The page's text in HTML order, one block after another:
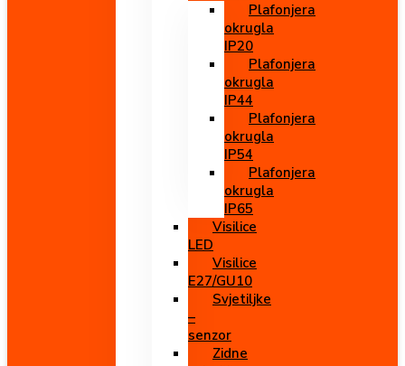
Plafonjera
okrugla
IP20
Plafonjera
okrugla
IP44
Plafonjera
okrugla
IP54
Plafonjera
okrugla
IP65
Visilice
LED
Visilice
E27/GU10
Svjetiljke
–
senzor
Zidne